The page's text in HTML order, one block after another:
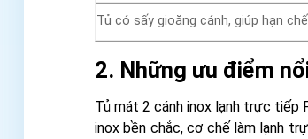
Tủ có sấy gioăng cánh, giúp hạn
2. Những ưu điểm
Tủ mát 2 cánh inox lạnh trực tiếp
inox bền chắc, cơ chế làm lạnh